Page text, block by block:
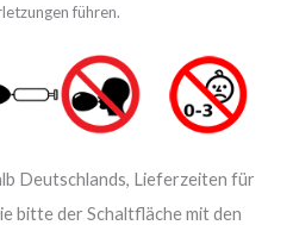
führen.
Deutschlands, Lieferzeiten für
bitte der Schaltfläche mit den